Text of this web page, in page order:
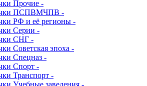
Прочие -
ПСПВМЧПВ -
РФ и её регионы -
Серии -
СНГ -
Советская эпоха -
Спецназ -
Спорт -
Транспорт -
Учебные заведения -